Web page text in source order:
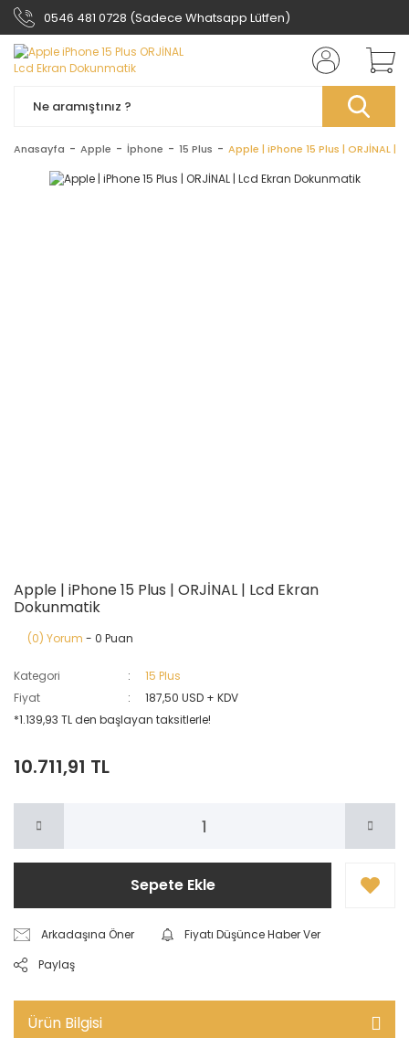
0546 481 0728 (Sadece Whatsapp Lütfen)
Anasayfa Apple İphone 15 Plus Apple | iPhone 15 Plus | ORJİNAL |
Apple | iPhone 15 Plus | ORJİNAL | Lcd Ekran
Dokunmatik
(0) Yorum - 0 Puan
Kategori
15 Plus
Fiyat
187,50 USD + KDV
*1.139,93 TL den başlayan taksitlerle!
10.711,91 TL
Sepete Ekle
Arkadaşına Öner
Fiyatı Düşünce Haber Ver
Paylaş
Ürün Bilgisi